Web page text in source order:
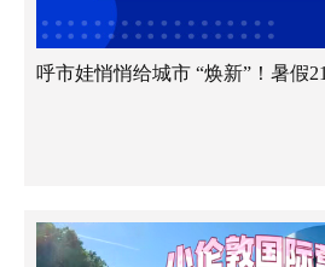
呼市娃悄悄给城市 “焕新”！暑假